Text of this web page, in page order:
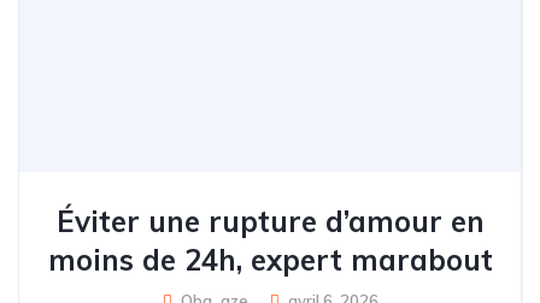
Éviter une rupture d’amour en
moins de 24h, expert marabout